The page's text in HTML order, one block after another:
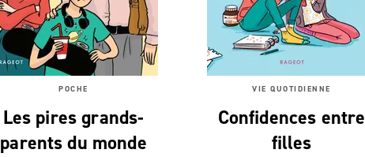
POCHE
Les pires grands-
parents du monde
VIE QUOTIDIENNE
Confidences entre
filles